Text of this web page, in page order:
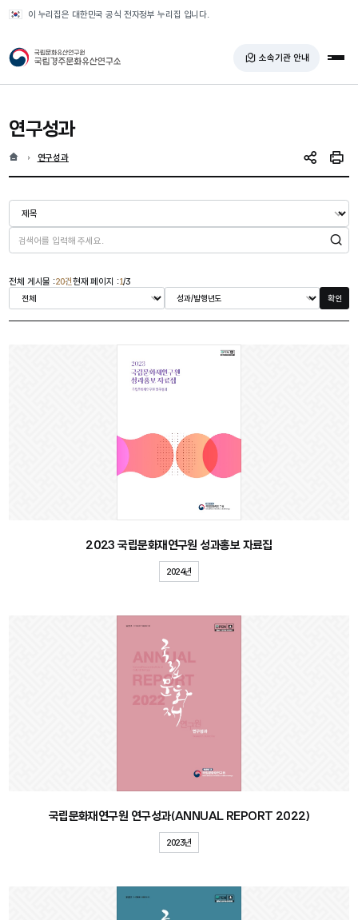
이 누리집은 대한민국 공식 전자정부 누리집 입니다.
국가유산청 국립경주문화유산연구소 소속기관 안내 전
연구성과
홈 현재 위치
연구성과 SNS 공유인쇄
검색
전체 게시물 :20건현재 페이지 :1/3
확인
2023 국립문화재연구원 성과홍보 자료집
2024년
국립문화재연구원 연구성과(ANNUAL REPORT 2022)
2023년